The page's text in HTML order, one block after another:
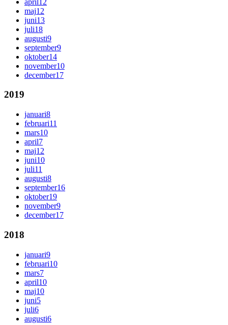
maj12
juni13
juli18
augusti9
september9
oktober14
november10
december17
2019
januari8
februari11
mars10
april7
maj12
juni10
juli11
augusti8
september16
oktober19
november9
december17
2018
januari9
februari10
mars7
april10
maj10
juni5
juli6
augusti6